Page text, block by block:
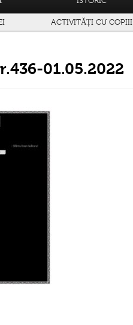
ACTIVITĂȚI CU COPIII
01.05.2022